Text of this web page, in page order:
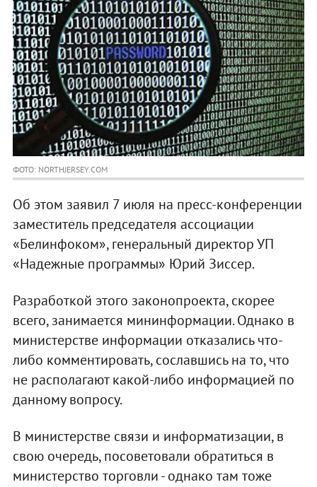
ФОТО: NORTHJERSEY.COM
Об этом заявил 7 июля на пресс-конференции
заместитель председателя ассоциации
«Белинфоком», генеральный директор УП
«Надежные программы» Юрий Зиссер.
Разработкой этого законопроекта, скорее
всего, занимается мининформации. Однако в
министерстве информации отказались что-
либо комментировать, сославшись на то, что
не располагают какой-либо информацией по
данному вопросу.
В министерстве связи и информатизации, в
свою очередь, посоветовали обратиться в
министерство торговли - однако там тоже